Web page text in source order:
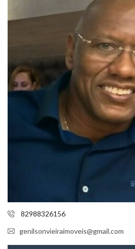
82988326156
genilsonvieiraimoveis@gmail.com